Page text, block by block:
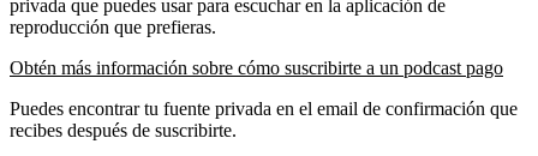
privada que puedes usar para escuchar en la aplicación de
reproducción que prefieras.
Obtén más información sobre cómo suscribirte a un podcast pago
Puedes encontrar tu fuente privada en el email de confirmación que
recibes después de suscribirte.